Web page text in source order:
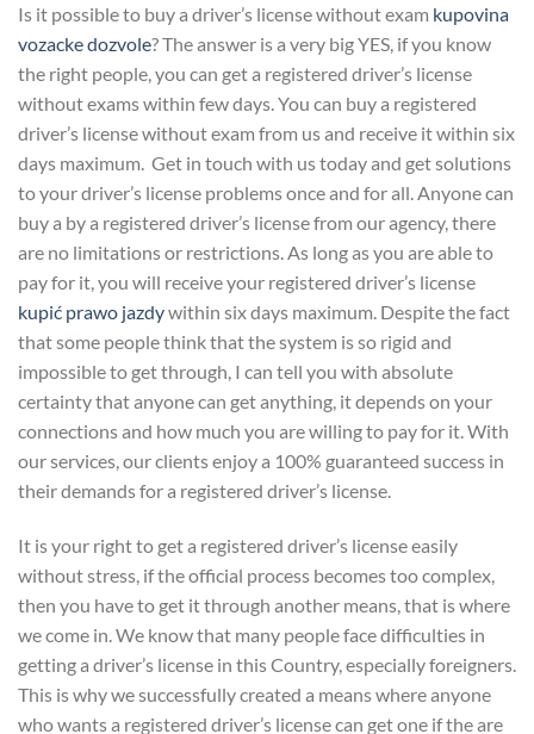
Is it possible to buy a driver’s license without exam kupovina
vozacke dozvole? The answer is a very big YES, if you know
the right people, you can get a registered driver’s license
without exams within few days. You can buy a registered
driver’s license without exam from us and receive it within six
days maximum. Get in touch with us today and get solutions
to your driver’s license problems once and for all. Anyone can
buy a by a registered driver’s license from our agency, there
are no limitations or restrictions. As long as you are able to
pay for it, you will receive your registered driver’s license
kupić prawo jazdywithin six days maximum. Despite the fact
that some people think that the system is so rigid and
impossible to get through, I can tell you with absolute
certainty that anyone can get anything, it depends on your
connections and how much you are willing to pay for it. With
our services, our clients enjoy a 100% guaranteed success in
their demands for a registered driver’s license.
It is your right to get a registered driver’s license easily
without stress, if the official process becomes too complex,
then you have to get it through another means, that is where
we come in. We know that many people face difficulties in
getting a driver’s license in this Country, especially foreigners.
This is why we successfully created a means where anyone
who wants a registered driver’s license can get one if the are